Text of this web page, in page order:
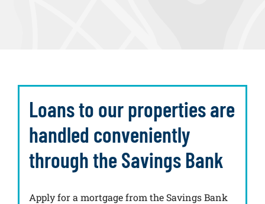
Loans to our properties are
handled conveniently
through the Savings Bank
Apply for a mortgage from the Savings Bank